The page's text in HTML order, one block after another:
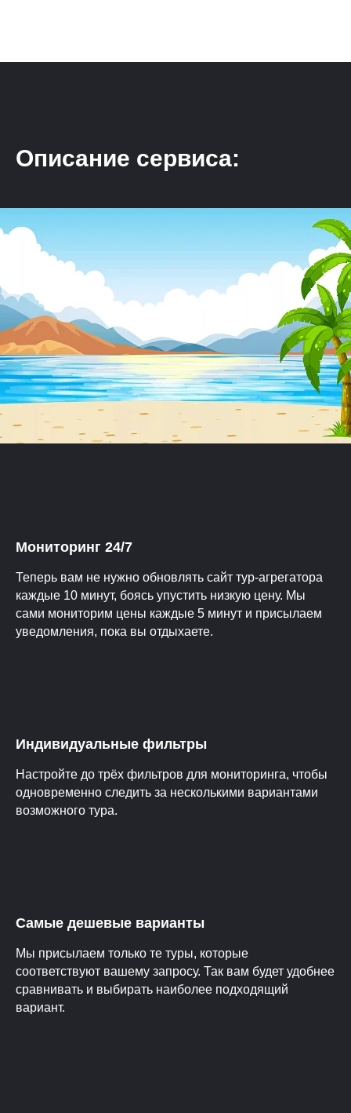
Описание сервиса:
Мониторинг 24/7
Теперь вам не нужно обновлять сайт тур-агрегатора
каждые 10 минут, боясь упустить низкую цену. Мы
сами мониторим цены каждые 5 минут и присылаем
уведомления, пока вы отдыхаете.
Индивидуальные фильтры
Настройте до трёх фильтров для мониторинга, чтобы
одновременно следить за несколькими вариантами
возможного тура.
Самые дешевые варианты
Мы присылаем только те туры, которые
соответствуют вашему запросу. Так вам будет удобнее
сравнивать и выбирать наиболее подходящий
вариант.